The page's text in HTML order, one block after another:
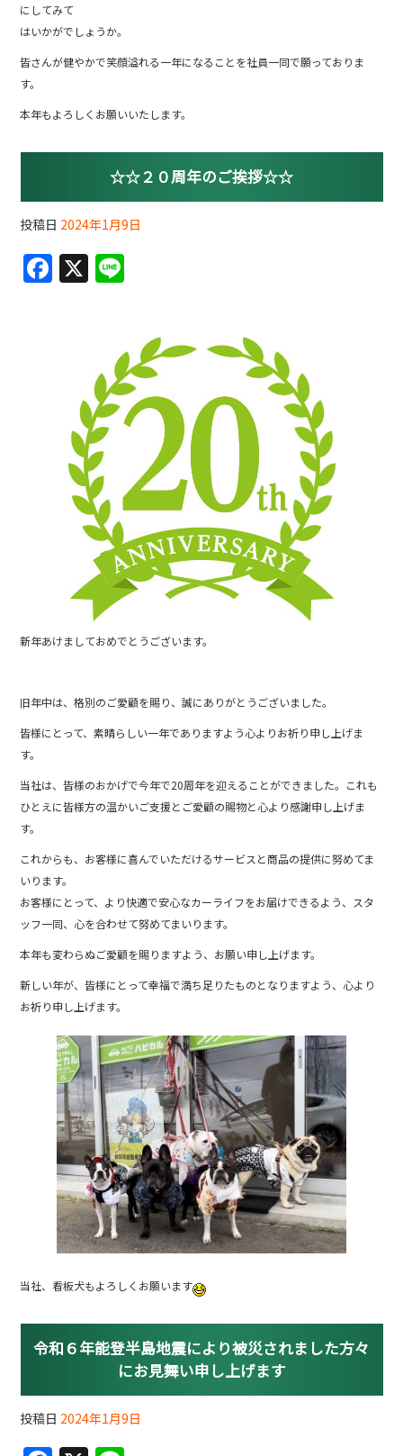
にしてみて
はいかがでしょうか。
皆さんが健やかで笑顔溢れる一年になることを社員一同で願っておりま
す。
本年もよろしくお願いいたします。
☆☆２０周年のご挨拶☆☆
投稿日 2024年1月9日
F
a
o
k
X
新年あけましておめでとうございます。
旧年中は、格別のご愛顧を賜り、誠にありがとうございました。
皆様にとって、素晴らしい一年でありますよう心よりお祈り申し上げま
す。
当社は、皆様のおかげで今年で20周年を迎えることができました。これも
ひとえに皆様方の温かいご支援とご愛顧の賜物と心より感謝申し上げま
す。
これからも、お客様に喜んでいただけるサービスと商品の提供に努めてま
いります。
お客様にとって、より快適で安心なカーライフをお届けできるよう、スタ
ッフ一同、心を合わせて努めてまいります。
本年も変わらぬご愛顧を賜りますよう、お願い申し上げます。
新しい年が、皆様にとって幸福で満ち足りたものとなりますよう、心より
お祈り申し上げます。
当社、看板犬もよろしくお願います
令和６年能登半島地震により被災されました方々
にお見舞い申し上げます
投稿日 2024年1月9日